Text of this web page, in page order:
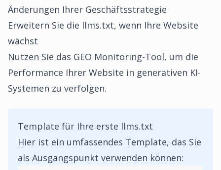
Änderungen Ihrer Geschäftsstrategie
Erweitern Sie die llms.txt, wenn Ihre Website
wächst
Nutzen Sie das GEO Monitoring-Tool, um die
Performance Ihrer Website in generativen KI-
Systemen zu verfolgen.
Template für Ihre erste llms.txt
Hier ist ein umfassendes Template, das Sie
als Ausgangspunkt verwenden können: